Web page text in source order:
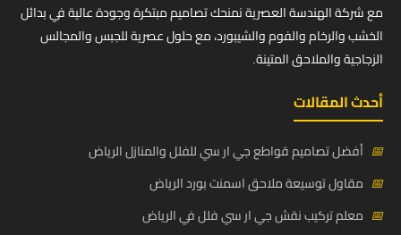
مع شركة الهندسة العصرية نمنحك تصاميم مبتكرة وجودة عالية في بدائل
الخشب والرخام والفوم والشيبورد، مع حلول عصرية للجبس والمجالس
الزجاجية والملاحق المتينة.
أحدث المقالات
📅 أفضل تصاميم قواطع جي ار سي للفلل والمنازل الرياض
📅 مقاول توسيعة ملاحق اسمنت بورد الرياض
📅 معلم تركيب نقش جي ار سي فلل في الرياض